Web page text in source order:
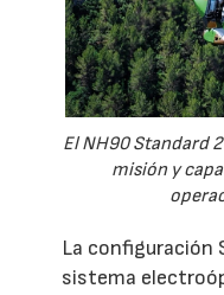
El NH90 Standard
misión y
La configuración
sistema